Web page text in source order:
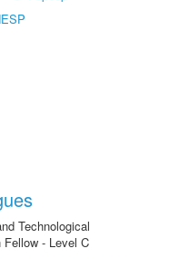
Technological
Fellow - Level C